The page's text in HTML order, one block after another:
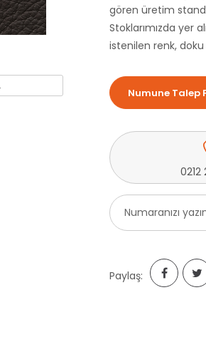
gören üretim
Stoklarımızda yer
istenilen renk,
Numune Talep
0212
Paylaş: